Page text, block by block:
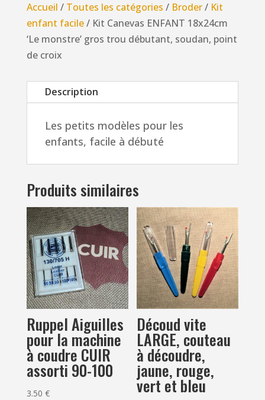
18x24cm
'Le
monstre'
gros
trou
débutant,
point
Accueil / Toutes les catégories / Broder/ Kit
enfant facile/ Kit Canevas ENFANT 18x24cm
‘Le monstre’ gros trou débutant, soudan, point
de croix
Description
Les petits modèles pour les
enfants, facile à débuté
Produits similaires
Ruppel Aiguilles
pour la machine
à coudre CUIR
assorti 90-100
3.50 €
Découd vite
LARGE, couteau
à découdre,
jaune, rouge,
vert et bleu